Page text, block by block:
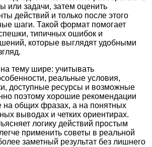
или задачи, затем оценить
действий и только после этого
шаги. Такой формат помогает
типичных ошибок и
которые выглядят удобными
тему шире: учитывать
реальные условия,
доступные ресурсы и возможные
поэтому хорошие рекомендации
на общих фразах, а на понятных
выводах и четких ориентирах.
логику действий простым
применить советы в реальной
заметный результат без лишнего